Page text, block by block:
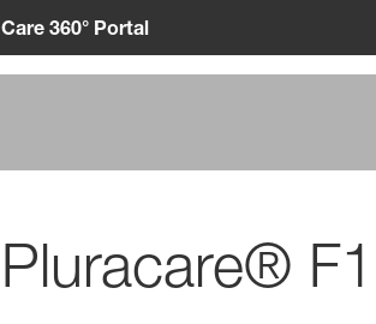
Care 360° Portal
Pluracare®